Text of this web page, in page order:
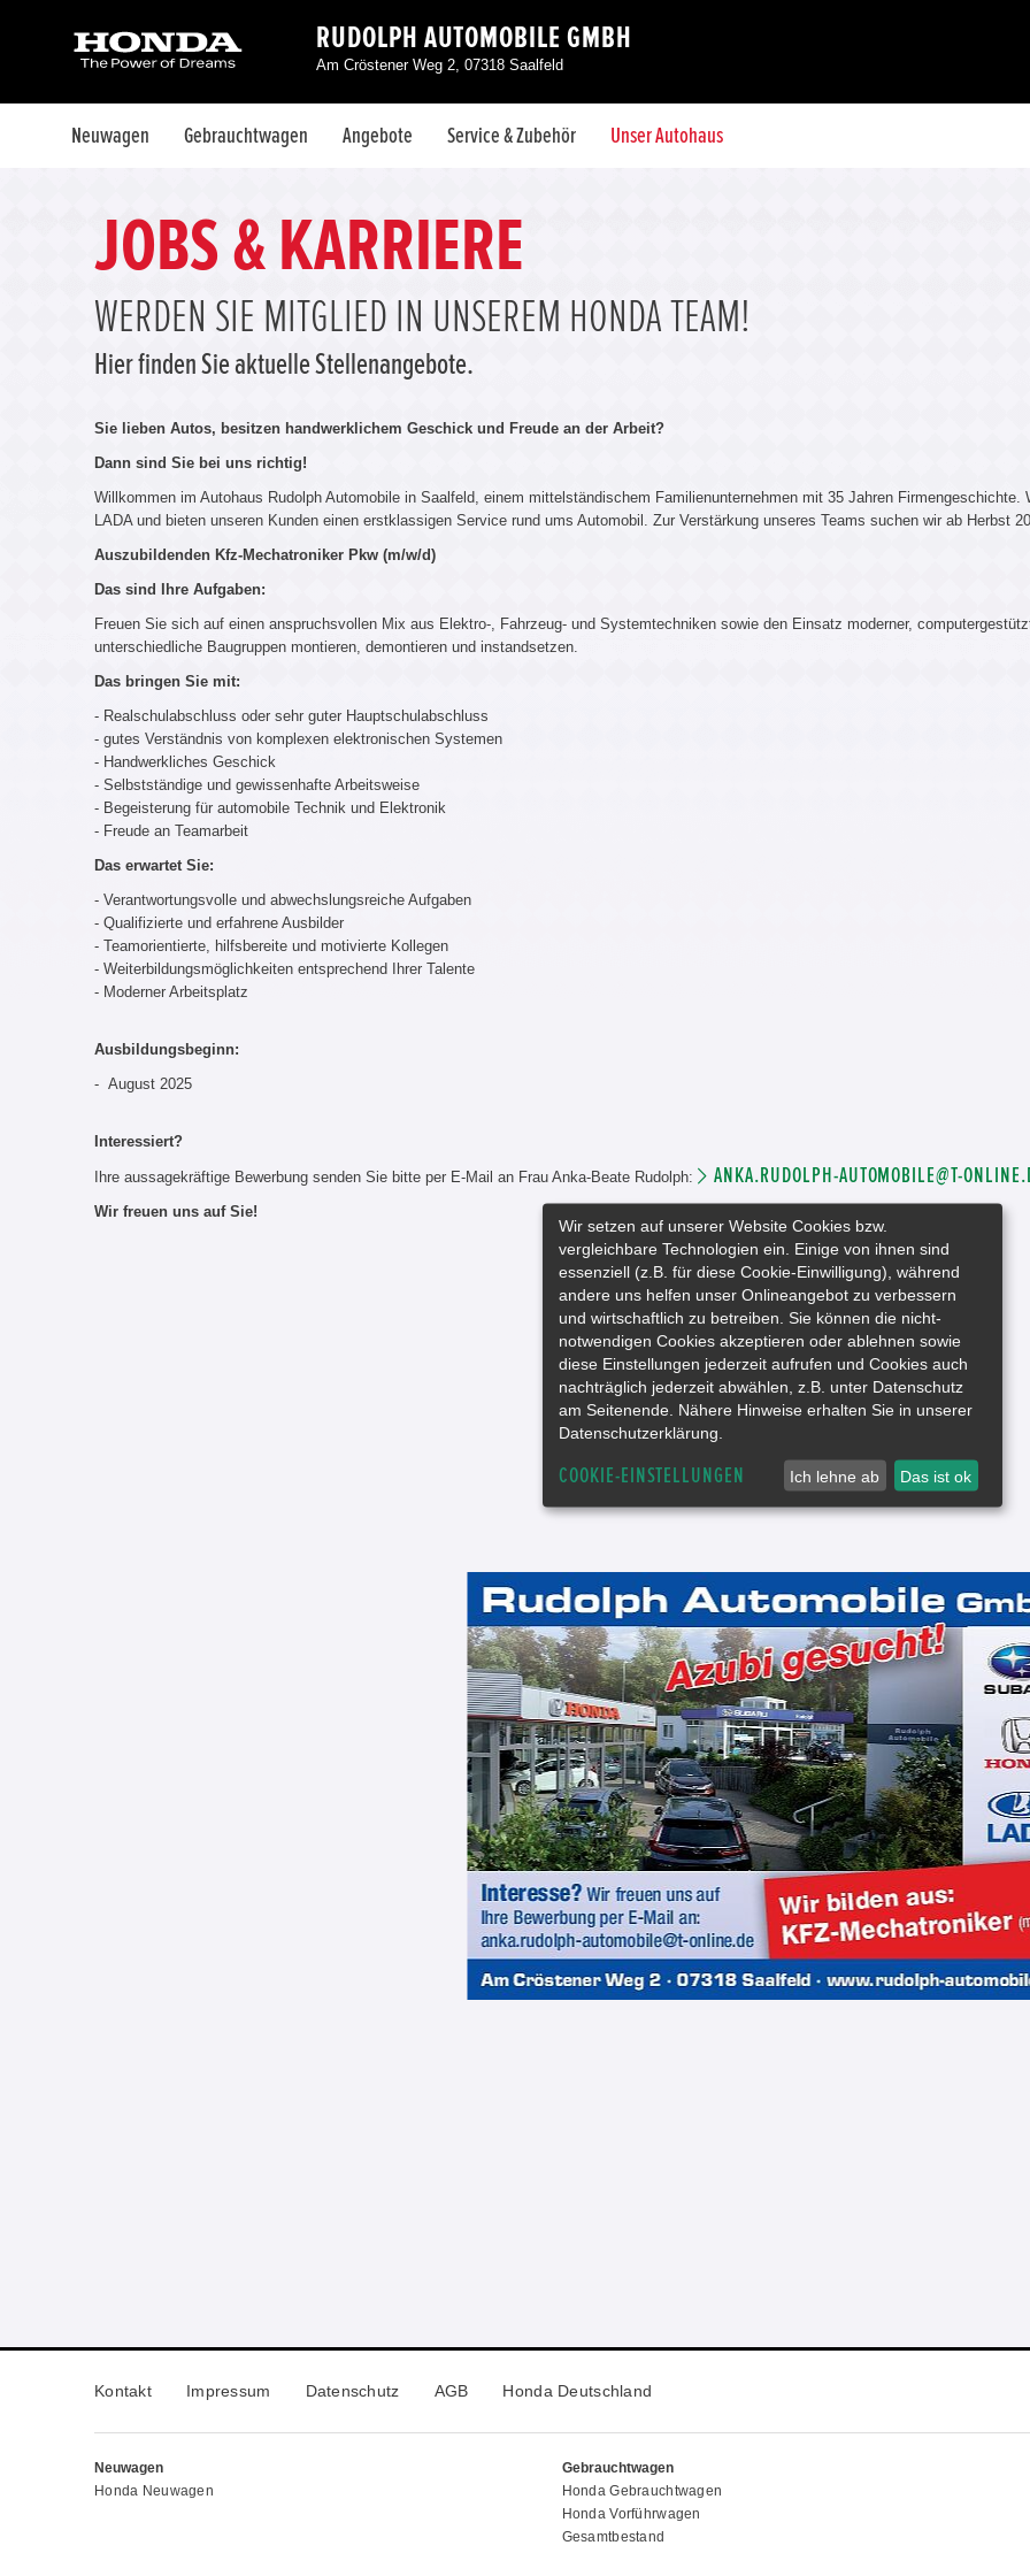
RUDOLPH AUTOMOBILE GMBH
Am Cröstener Weg 2, 07318 Saalfeld
Neuwagen Gebrauchtwagen Angebote Service & Zubehör Unser Autohaus
JOBS & KARRIERE
WERDEN SIE MITGLIED IN UNSEREM HONDA TEAM!
Hier finden Sie aktuelle Stellenangebote.
Sie lieben Autos, besitzen handwerklichem Geschick und Freude an der Arbeit?
Dann sind Sie bei uns richtig!
Willkommen im Autohaus Rudolph Automobile in Saalfeld, einem mittelständischem Familienunternehmen mit 35 Jahren
LADA und bieten unseren Kunden einen erstklassigen Service rund ums Automobil. Zur Verstärkung unseres Teams suchen wir ab Herbst
Auszubildenden Kfz-Mechatroniker Pkw (m/w/d)
Das sind Ihre Aufgaben:
Freuen Sie sich auf einen anspruchsvollen Mix aus Elektro-, Fahrzeug- und Systemtechniken sowie den Einsatz moderner,
unterschiedliche Baugruppen montieren, demontieren und instandsetzen.
Das bringen Sie mit:
- Realschulabschluss oder sehr guter Hauptschulabschluss
- gutes Verständnis von komplexen elektronischen Systemen
- Handwerkliches Geschick
- Selbstständige und gewissenhafte Arbeitsweise
- Begeisterung für automobile Technik und Elektronik
- Freude an Teamarbeit
Das erwartet Sie:
- Verantwortungsvolle und abwechslungsreiche Aufgaben
- Qualifizierte und erfahrene Ausbilder
- Teamorientierte, hilfsbereite und motivierte Kollegen
- Weiterbildungsmöglichkeiten entsprechend Ihrer Talente
- Moderner Arbeitsplatz
Ausbildungsbeginn:
- August 2025
Interessiert?
Ihre aussagekräftige Bewerbung senden Sie bitte per E-Mail an Frau Anka-Beate Rudolph: ANKA.RUDOLPH-AUTOMOBILE@T-
Wir freuen uns auf Sie!
Kontakt Impressum Datenschutz AGB Honda Deutschland
Neuwagen
Honda Neuwagen
Gebrauchtwagen
Honda Gebrauchtwagen
Honda Vorführwagen
Gesamtbestand
Wir setzen auf unserer Website Cookies bzw.
vergleichbare Technologien ein. Einige von ihnen sind
essenziell (z.B. für diese Cookie-Einwilligung), während
andere uns helfen unser Onlineangebot zu verbessern
und wirtschaftlich zu betreiben. Sie können die nicht-
notwendigen Cookies akzeptieren oder ablehnen sowie
diese Einstellungen jederzeit aufrufen und Cookies auch
nachträglich jederzeit abwählen, z.B. unter Datenschutz
am Seitenende. Nähere Hinweise erhalten Sie in unserer
Datenschutzerklärung.
COOKIE-EINSTELLUNGEN Ich lehne ab Das ist ok